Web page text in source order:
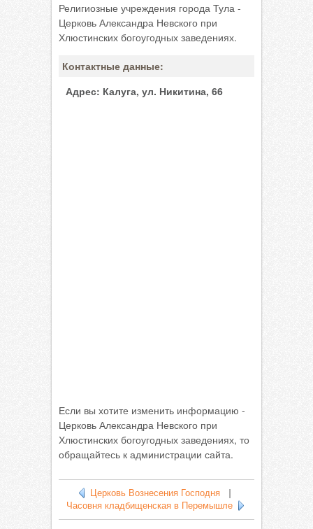
Религиозные учреждения города Тула -
Церковь Александра Невского при
Хлюстинских богоугодных заведениях.
Контактные данные:
Адрес: Калуга, ул. Никитина, 66
Если вы хотите изменить информацию -
Церковь Александра Невского при
Хлюстинских богоугодных заведениях, то
обращайтесь к администрации сайта.
Церковь Вознесения Господня
Часовня кладбищенская в Перемышле